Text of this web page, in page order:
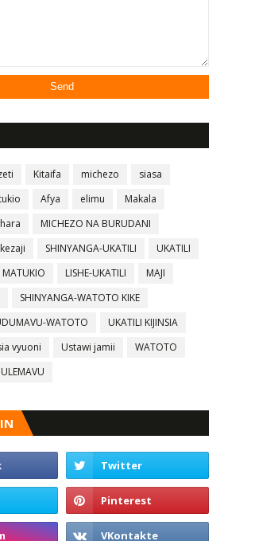
Kitaifa michezo
siasa
Afya elimu
Makala
MICHEZO NA BURUDANI
SHINYANGA-UKATILI
UKATILI
MATUKIO LISHE-UKATILI
MAJI
SHINYANGA-WATOTO KIKE
WATOTO
UKATILI KIJINSIA
vyuoni
Ustawi jamii
WATOTO